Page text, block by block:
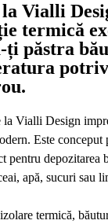
la Vialli
termică
ți păstra
Vialli Design
Este conceput
pentru depozitarea
apă, sucuri sau
termică,